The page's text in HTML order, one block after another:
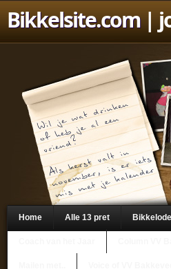
Bikkelsite.com|
Home Alle 13 pret